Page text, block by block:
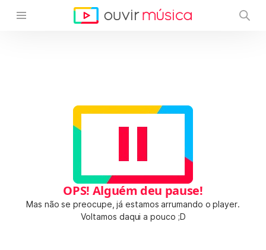
OPS! Alguém deu pause!
Mas não se preocupe, já estamos arrumando o player.
Voltamos daqui a pouco ;D